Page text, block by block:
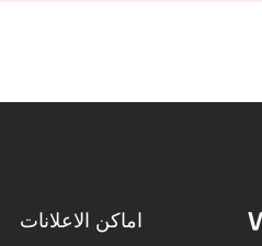
اماكن الاعلانات